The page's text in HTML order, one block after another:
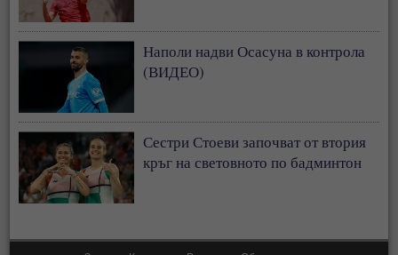
Наполи надви Осасуна в контрола
(ВИДЕО)
Сестри Стоеви започват от втория
кръг на световното по бадминтон